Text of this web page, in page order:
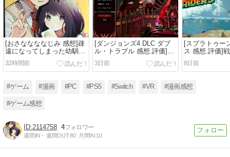
[おさななななじみ 感想]疎
遠になってしまった幼馴染
が再び互いを意識し始める
ラブコメ[漫画]
32時間前
[ダンジョンズ4 DLC ダブ
ル・トラブル 感想.評価]マ
ルチバースタリヤの存在感
とモンスターを仲間に出来
る新要素が楽しい[ゲーム]
3日前
[スプラトゥー
ス 感想.評価]
とオタカラ探
ピンオフ[ゲー
8日前
#ゲーム #漫画 #PC #PS5 #Switch #VR #漫画感想
#ゲーム感想
2114758 4
週間IN:- 週間OUT:80 月間IN:10